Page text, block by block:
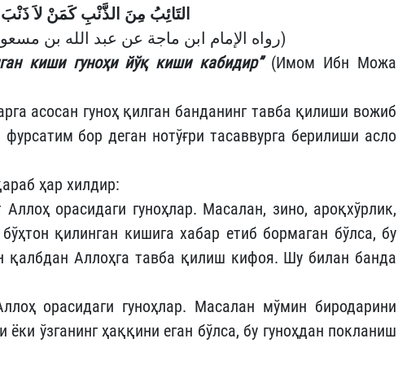
(رواه الإمام ابن ماجة عن عبد الله بن مسعود رضي الله عنه)
киши гуноҳи йўқ киши кабидир”(Имом Ибн Можа
асосан гуноҳ қилган банданинг тавба қилиши вожиб
бор деган нотўғри тасаввурга берилиши асло
ҳар хилдир:
орасидаги гуноҳлар. Масалан, зино, ароқхўрлик,
қилинган кишига хабар етиб бормаган бўлса, бу
қалбдан Аллоҳга тавба қилиш кифоя. Шу билан банда
орасидаги гуноҳлар. Масалан мўмин биродарини
ёки ўзганинг ҳаққини еган бўлса, бу гуноҳдан покланиш